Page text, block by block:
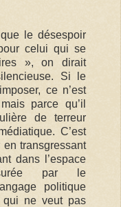
le désespoir
celui qui se
», on dirait
Si le
ce n’est
parce qu’il
de terreur
C’est
en transgressant
dans l’espace
par le
politique
qui ne veut pas